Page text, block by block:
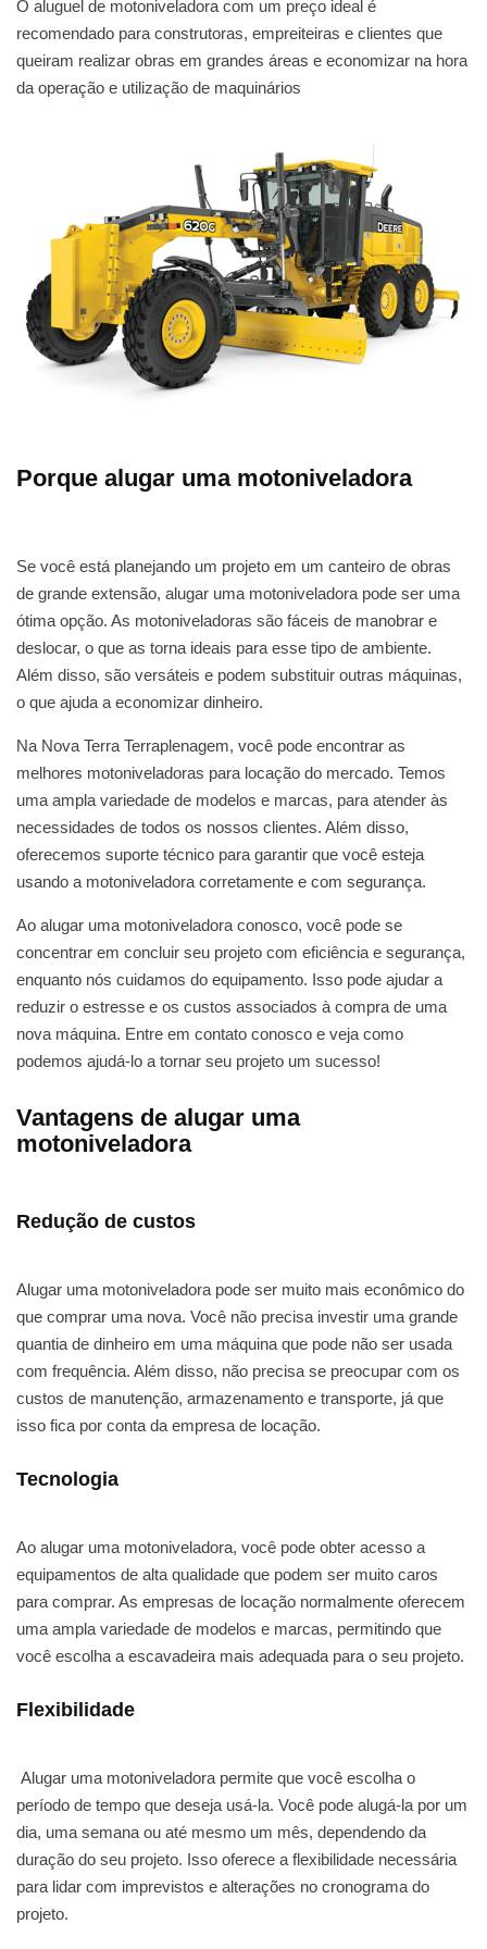
O aluguel de motoniveladora com um preço ideal é
recomendado para construtoras, empreiteiras e clientes que
queiram realizar obras em grandes áreas e economizar na hora
da operação e utilização de maquinários
Porque alugar uma motoniveladora
Se você está planejando um projeto em um canteiro de obras
de grande extensão, alugar uma motoniveladora pode ser uma
ótima opção. As motoniveladoras são fáceis de manobrar e
deslocar, o que as torna ideais para esse tipo de ambiente.
Além disso, são versáteis e podem substituir outras máquinas,
o que ajuda a economizar dinheiro.
Na Nova Terra Terraplenagem, você pode encontrar as
melhores motoniveladoras para locação do mercado. Temos
uma ampla variedade de modelos e marcas, para atender às
necessidades de todos os nossos clientes. Além disso,
oferecemos suporte técnico para garantir que você esteja
usando a motoniveladora corretamente e com segurança.
Ao alugar uma motoniveladora conosco, você pode se
concentrar em concluir seu projeto com eficiência e segurança,
enquanto nós cuidamos do equipamento. Isso pode ajudar a
reduzir o estresse e os custos associados à compra de uma
nova máquina. Entre em contato conosco e veja como
podemos ajudá-lo a tornar seu projeto um sucesso!
Vantagens de alugar uma
motoniveladora
Redução de custos
Alugar uma motoniveladora pode ser muito mais econômico do
que comprar uma nova. Você não precisa investir uma grande
quantia de dinheiro em uma máquina que pode não ser usada
com frequência. Além disso, não precisa se preocupar com os
custos de manutenção, armazenamento e transporte, já que
isso fica por conta da empresa de locação.
Tecnologia
Ao alugar uma motoniveladora, você pode obter acesso a
equipamentos de alta qualidade que podem ser muito caros
para comprar. As empresas de locação normalmente oferecem
uma ampla variedade de modelos e marcas, permitindo que
você escolha a escavadeira mais adequada para o seu projeto.
Flexibilidade
Alugar uma motoniveladora permite que você escolha o
período de tempo que deseja usá-la. Você pode alugá-la por um
dia, uma semana ou até mesmo um mês, dependendo da
duração do seu projeto. Isso oferece a flexibilidade necessária
para lidar com imprevistos e alterações no cronograma do
projeto.